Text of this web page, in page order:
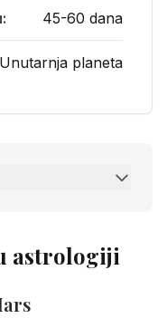
45-60 dana
Unutarnja planeta
natalnu kartu
astrologiji